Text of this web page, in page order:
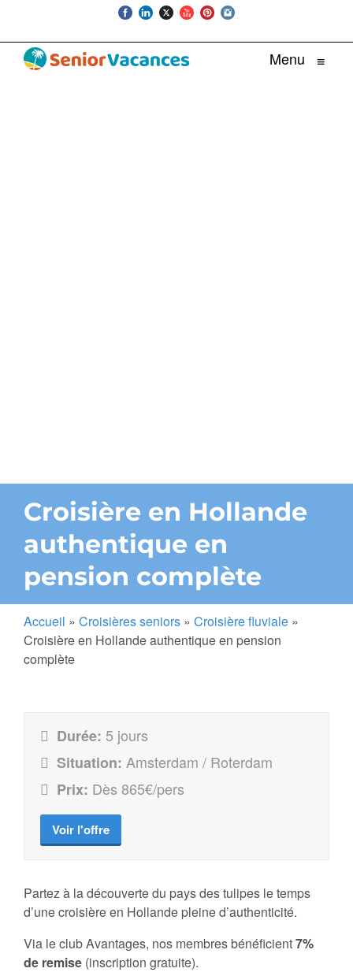
Menu ≡
Croisière en Hollande
authentique en
pension complète
Accueil » Croisières seniors » Croisière fluviale »
Croisière en Hollande authentique en pension
complète
Durée: 5 jours
Situation: Amsterdam / Roterdam
Prix: Dès 865€/pers
Voir l'offre
Partez à la découverte du pays des tulipes le temps
d’une croisière en Hollande pleine d’authenticité.
Via le club Avantages, nos membres bénéficient7%
de remise (inscription gratuite).